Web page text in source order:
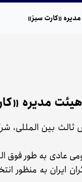
«کارت سبز»
مدیره
بین المللی،
عادی به طور
ایران به منظور